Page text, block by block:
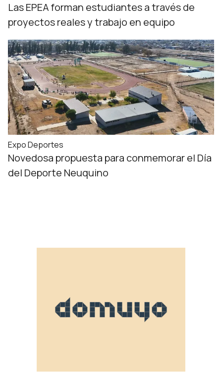
Las EPEA forman estudiantes a través de
proyectos reales y trabajo en equipo
Expo Deportes
Novedosa propuesta para conmemorar el Día
del Deporte Neuquino